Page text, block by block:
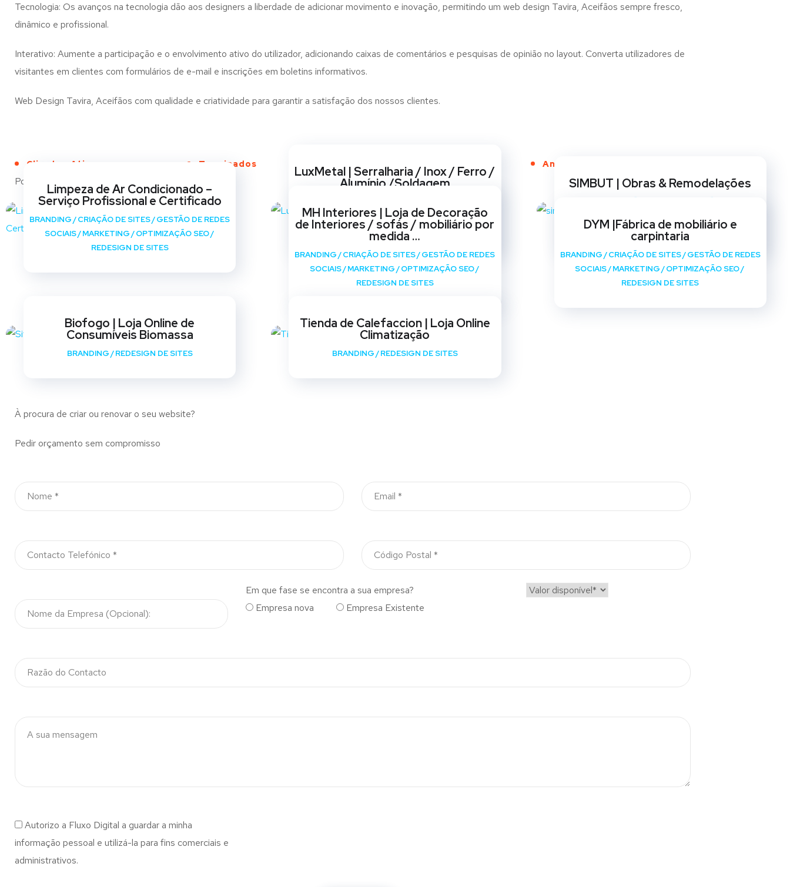
Tecnologia: Os avanços na tecnologia dão aos designers a liberdade de adicionar movimento e inovação, permitindo um web design Tavira, Aceifãos sempre fresco,
dinâmico e profissional.
Interativo: Aumente a participação e o envolvimento ativo do utilizador, adicionando caixas de comentários e pesquisas de opinião no layout. Converta utilizadores de
visitantes em clientes com formulários de e-mail e inscrições em boletins informativos.
Web Design Tavira, Aceifãos com qualidade e criatividade para garantir a satisfação dos nossos clientes.
Clientes Ativos Terminados Anos de Serviço
Portfólio
Limpeza de Ar Condicionado –
Serviço Profissional e Certificado
BRANDING/CRIAÇÃO DE SITES/GESTÃO DE REDES
SOCIAIS/MARKETING/OPTIMIZAÇÃO SEO/
REDESIGN DE SITES
LuxMetal | Serralharia / Inox / Ferro /
Alumínio /Soldagem
SOCIAIS/ MARKETING/OPTIMIZAÇÃO SEO/
REDESIGN DE SITES
SIMBUT | Obras & Remodelações
REDESIGN DE SITES
MH Interiores | Loja de Decoração
de Interiores / sofás / mobiliário por
medida …
BRANDING /CRIAÇÃO DE SITES/GESTÃO DE REDES
SOCIAIS/MARKETING/OPTIMIZAÇÃO SEO/
REDESIGN DE SITES
DYM |Fábrica de mobiliário e
carpintaria
BRANDING/CRIAÇÃO DE SITES/GESTÃO DE REDES
SOCIAIS/MARKETING/OPTIMIZAÇÃO SEO/
REDESIGN DE SITES
Biofogo | Loja Online de
Consumíveis Biomassa
BRANDING/REDESIGN DE SITES
Tienda de Calefaccion | Loja Online
Climatização
BRANDING/REDESIGN DE SITES
À procura de criar ou renovar o seu website?
Pedir orçamento sem compromisso
Em que fase se encontra a sua empresa?
Empresa nova
Empresa Existente
Autorizo a Fluxo Digital a guardar a minha
informação pessoal e utilizá-la para fins comerciais e
administrativos.